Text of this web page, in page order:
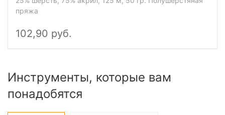
пряжа
102,90 руб.
Инструменты, которые вам
понадобятся